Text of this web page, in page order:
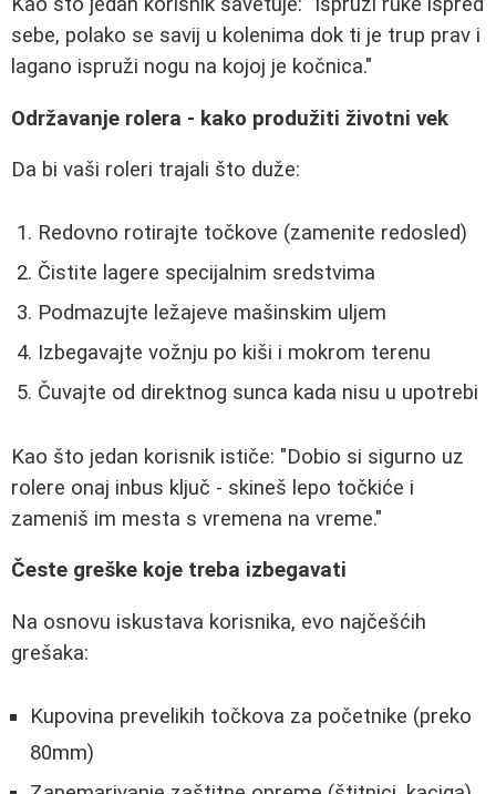
sebe, polako se savij u kolenima dok ti je trup prav i
lagano ispruži nogu na kojoj je kočnica."
Održavanje rolera - kako produžiti životni vek
Da bi vaši roleri trajali što duže:
Redovno rotirajte točkove (zamenite redosled)
Čistite lagere specijalnim sredstvima
Podmazujte ležajeve mašinskim uljem
Izbegavajte vožnju po kiši i mokrom terenu
Čuvajte od direktnog sunca kada nisu u upotrebi
Kao što jedan korisnik ističe: "Dobio si sigurno uz
rolere onaj inbus ključ - skineš lepo točkiće i
zameniš im mesta s vremena na vreme."
Česte greške koje treba izbegavati
Na osnovu iskustava korisnika, evo najčešćih
grešaka:
Kupovina prevelikih točkova za početnike (preko
80mm)